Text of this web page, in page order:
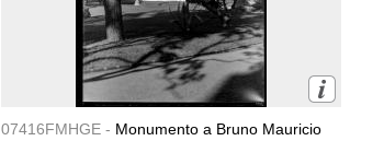
07416FMHGE - Monumento a Bruno Mauricio